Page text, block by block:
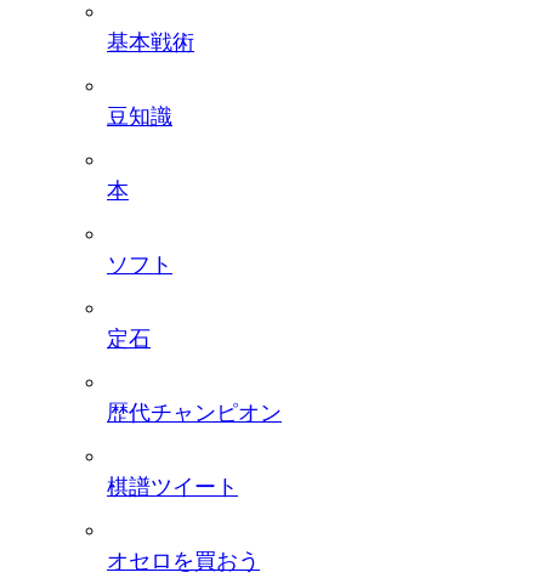
基本戦術
豆知識
本
ソフト
定石
歴代チャンピオン
棋譜ツイート
オセロを買おう